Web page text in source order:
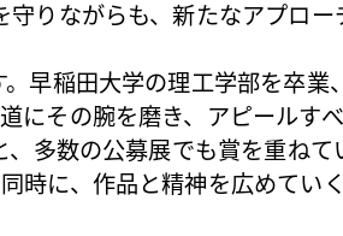
りながらも、新たなアプロー
早稲田大学の理工学部を卒業
にその腕を磨き、アピールす
多数の公募展でも賞を重ねて
時に、作品と精神を広めてい